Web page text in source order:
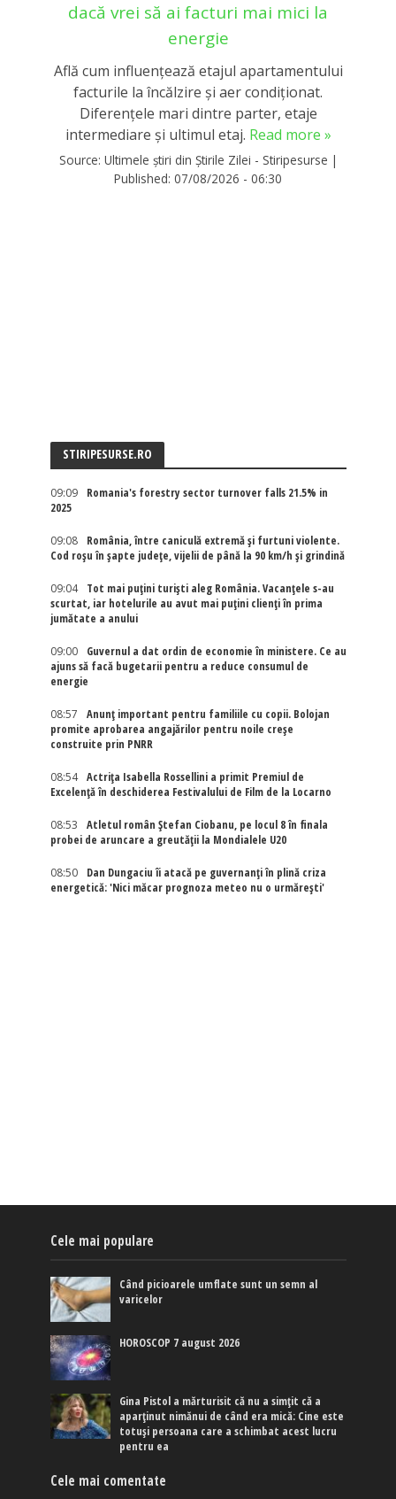
dacă vrei să ai facturi mai mici la
energie
Află cum influențează etajul apartamentului
facturile la încălzire și aer condiționat.
Diferențele mari dintre parter, etaje
intermediare și ultimul etaj. Read more »
Source: Ultimele știri din Știrile Zilei - Stiripesurse |
Published: 07/08/2026 - 06:30
STIRIPESURSE.RO
09:09
Romania's forestry sector turnover falls 21.5% in
2025
09:08
România, între caniculă extremă și furtuni violente.
Cod roșu în șapte județe, vijelii de până la 90 km/h și grindină
09:04
Tot mai puțini turiști aleg România. Vacanțele s-au
scurtat, iar hotelurile au avut mai puțini clienți în prima
jumătate a anului
09:00
Guvernul a dat ordin de economie în ministere. Ce au
ajuns să facă bugetarii pentru a reduce consumul de
energie
08:57
Anunț important pentru familiile cu copii. Bolojan
promite aprobarea angajărilor pentru noile creșe
construite prin PNRR
08:54
Actriţa Isabella Rossellini a primit Premiul de
Excelenţă în deschiderea Festivalului de Film de la Locarno
08:53
Atletul român Ștefan Ciobanu, pe locul 8 în finala
probei de aruncare a greutății la Mondialele U20
08:50
Dan Dungaciu îi atacă pe guvernanți în plină criza
energetică: 'Nici măcar prognoza meteo nu o urmărești'
Cele mai populare
Când picioarele umflate sunt un semn al
varicelor
HOROSCOP 7 august 2026
Gina Pistol a mărturisit că nu a simțit că a
aparținut nimănui de când era mică: Cine este
totuși persoana care a schimbat acest lucru
pentru ea
Cele mai comentate